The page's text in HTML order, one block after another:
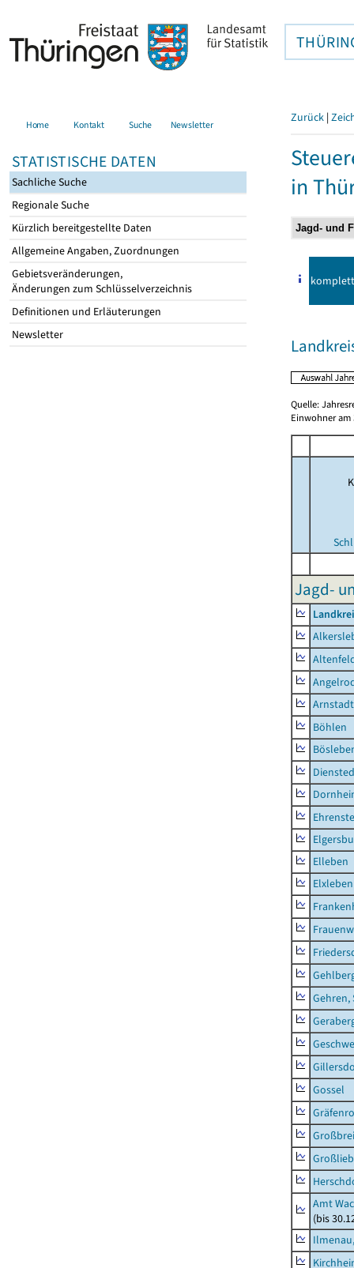
Home Kontakt Suche Newsletter
STATISTISCHE DATEN
Sachliche Suche
Regionale Suche
Kürzlich bereitgestellte Daten
Allgemeine Angaben, Zuordnungen
Gebietsveränderungen,
Änderungen zum Schlüsselverzeichnis
Definitionen und Erläuterungen
Newsletter
Zurück |
in
komplett
Quelle:
Einwohner am
Jagd-
Böhlen
Elleben
Elxleben
Gehren,
Gossel
Amt
(bis